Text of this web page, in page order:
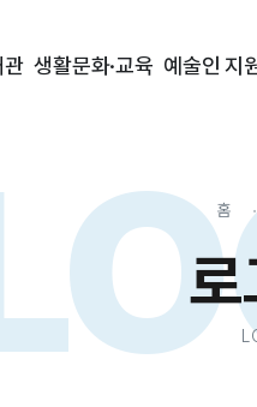
관 생활문화·교육 예술인 지
홈